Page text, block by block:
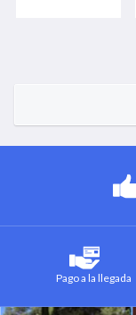
Pago a la llegada